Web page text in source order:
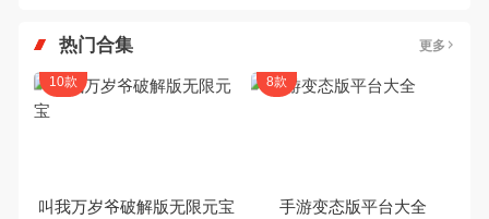
热门合集 更多
叫我万岁爷破解版无限元宝
10款
手游变态版平台大全
8款